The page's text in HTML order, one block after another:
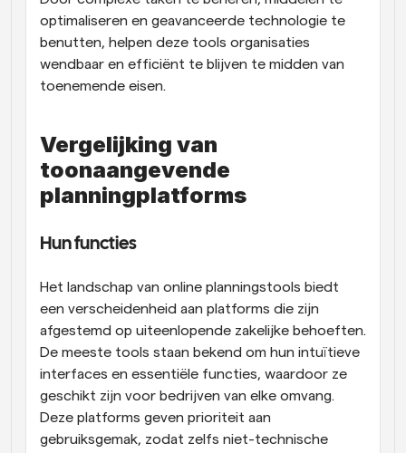
optimaliseren en geavanceerde technologie te
benutten, helpen deze tools organisaties
wendbaar en efficiënt te blijven te midden van
toenemende eisen.
Vergelijking van
toonaangevende
planningplatforms
Hun functies
Het landschap van online planningstools biedt
een verscheidenheid aan platforms die zijn
afgestemd op uiteenlopende zakelijke behoeften.
De meeste tools staan bekend om hun intuïtieve
interfaces en essentiële functies, waardoor ze
geschikt zijn voor bedrijven van elke omvang.
Deze platforms geven prioriteit aan
gebruiksgemak, zodat zelfs niet-technische